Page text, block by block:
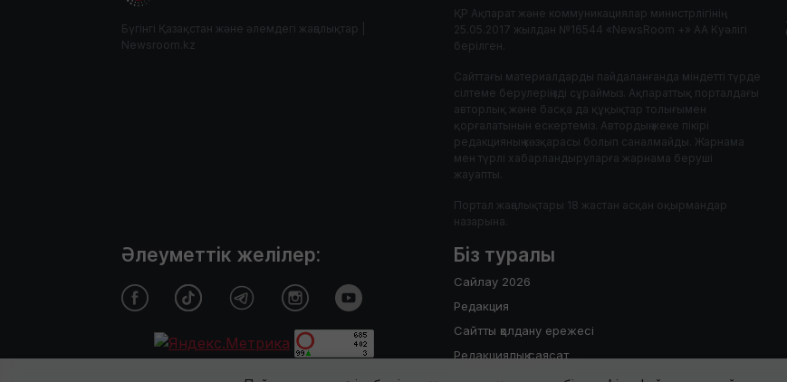
Бүгінгі Қазақстан және әлемдегі жаңалықтар |
Newsroom.kz
ҚР Ақпарат және коммуникациялар министрлігінің
25.05.2017 жылдан №16544 «NewsRoom +» АА Куәлігі
берілген.
Сайттағы материалдарды пайдаланғанда міндетті түрде
сілтеме берулеріңізді сұраймыз. Ақпараттық порталдағы
авторлық және басқа да құқықтар толығымен
қорғалатынын ескертеміз. Автордың жеке пікірі
редакцияның көзқарасы болып саналмайды. Жарнама
мен түрлі хабарландыруларға жарнама беруші
жауапты.
Портал жаңалықтары 18 жастан асқан оқырмандар
назарына.
Біз туралы
Сайлау 2026
Редакция
Сайтты қолдану ережесі
Редакциялық саясат
Әлеуметтік желілер: